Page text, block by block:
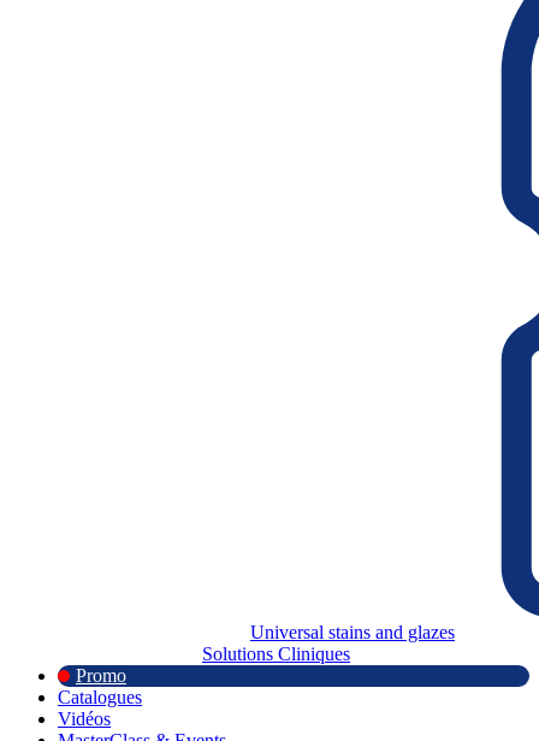
Universal stains and glazes
Solutions Cliniques
Promo
Catalogues
Vidéos